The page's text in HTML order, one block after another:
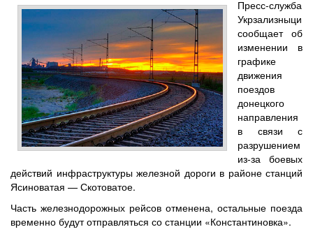
Пресс-служба
Укрзализныци
сообщает об
изменении в
графике
движения
поездов
донецкого
направления
в связи с
разрушением
из-за боевых
действий инфраструктуры железной дороги в районе станций
Ясиноватая — Скотоватое.
Часть железнодорожных рейсов отменена, остальные поезда
временно будут отправляться со станции «Константиновка».